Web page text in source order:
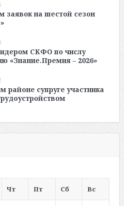
заявок на шестой сезон
СКФО по числу
«Знание.Премия – 2026»
районе супруге участника
Чт Пт Сб Вс